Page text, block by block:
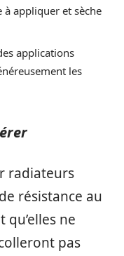
appliquer et sèche
applications
les
radiateurs
résistance au
ne
pas